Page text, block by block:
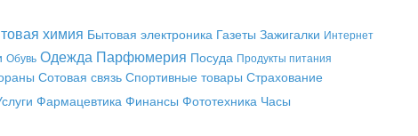
химия Бытовая электроника Газеты Зажигалки Интернет
Обувь Одежда Парфюмерия Посуда Продукты питания
Сотовая связь Спортивные товары Страхование
Фармацевтика Финансы Фототехника Часы